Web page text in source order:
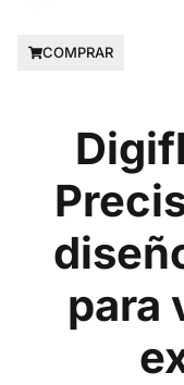
COMPRAR
para